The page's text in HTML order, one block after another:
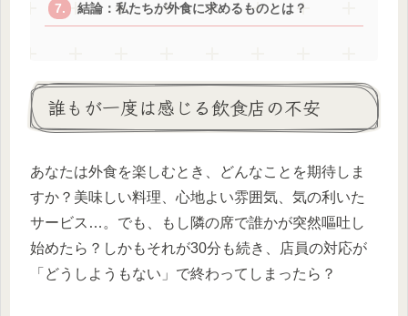
結論：私たちが外食に求めるものとは？
誰もが一度は感じる飲食店の不安
あなたは外食を楽しむとき、どんなことを期待しま
すか？美味しい料理、心地よい雰囲気、気の利いた
サービス…。でも、もし隣の席で誰かが突然嘔吐し
始めたら？しかもそれが30分も続き、店員の対応が
「どうしようもない」で終わってしまったら？